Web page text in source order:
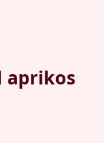
aprikos